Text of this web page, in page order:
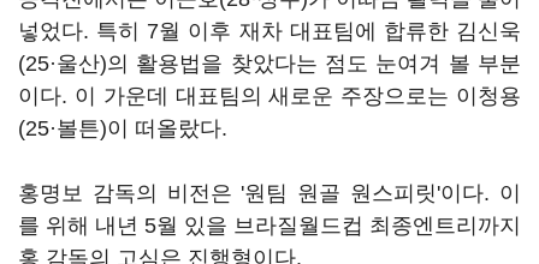
넣었다. 특히 7월 이후 재차 대표팀에 합류한 김신욱
(25·울산)의 활용법을 찾았다는 점도 눈여겨 볼 부분
이다. 이 가운데 대표팀의 새로운 주장으로는 이청용
(25·볼튼)이 떠올랐다.
홍명보 감독의 비전은 '원팀 원골 원스피릿'이다. 이
를 위해 내년 5월 있을 브라질월드컵 최종엔트리까지
홍 감독의 고심은 진행형이다.